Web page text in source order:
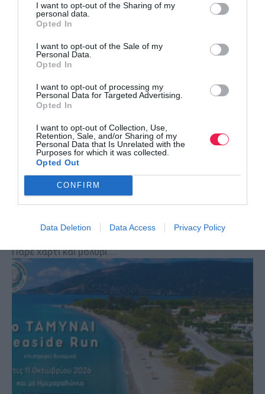
I want to opt-out of the Sharing of my
personal data.
Opted In
I want to opt-out of the Sale of my
Personal Data.
Opted In
I want to opt-out of processing my
Personal Data for Targeted Advertising.
Opted In
I want to opt-out of Collection, Use,
Retention, Sale, and/or Sharing of my
Personal Data that Is Unrelated with the
Purposes for which it was collected.
Opted Out
CONFIRM
Data Deletion Data Access Privacy Policy
Το promo video του 8ου Νάουσα Βέρμιο Trail
Ο αγώνας πλησιάζει…
Τι πρέπει να καταγράφει ένας δρομέας;
Πάρε χαρτί και μολύβι…